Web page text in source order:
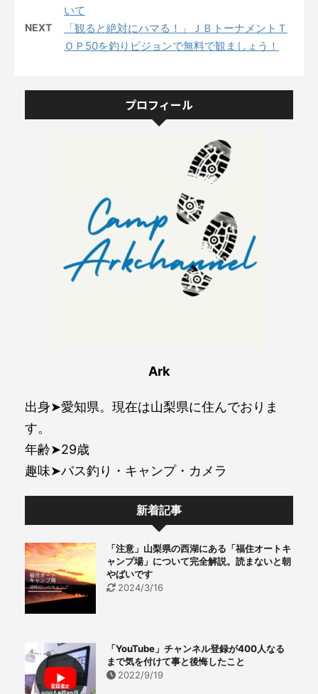
いて
NEXT
「観ると絶対にハマる！」ＪＢトーナメントＴ
ＯＰ50を釣りビジョンで無料で観ましょう！
プロフィール
Ark
出身➤愛知県。現在は山梨県に住んでおりま
す。
年齢➤29歳
趣味➤バス釣り・キャンプ・カメラ
新着記事
「注意」山梨県の西湖にある「福住オートキ
ャンプ場」について完全解説。読まないと朝
やばいです
2024/3/16
「YouTube」チャンネル登録が400人なる
まで気を付けて事と後悔したこと
2022/9/19